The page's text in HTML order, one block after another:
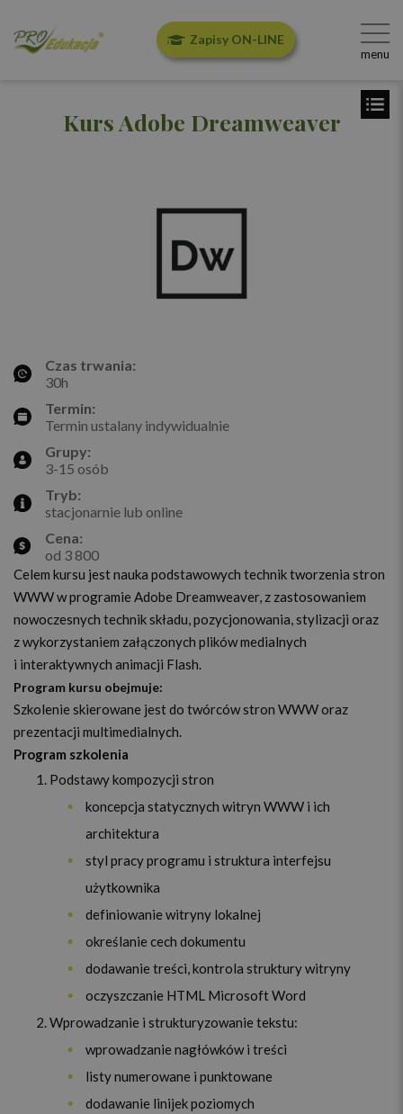
Zapisy ON-LINE
menu
Kurs Adobe Dreamweaver
Czas trwania:
30h
Termin:
Termin ustalany indywidualnie
Grupy:
3-15 osób
Tryb:
stacjonarnie lub online
Cena:
od 3 800
Celem kursu jest nauka podstawowych technik tworzenia stron
WWW w programie Adobe Dreamweaver, z zastosowaniem
nowoczesnych technik składu, pozycjonowania, stylizacji oraz
z wykorzystaniem załączonych plików medialnych
i interaktywnych animacji Flash.
Program kursu obejmuje:
Szkolenie skierowane jest do twórców stron WWW oraz
prezentacji multimedialnych.
Program szkolenia
Podstawy kompozycji stron
koncepcja statycznych witryn WWW i ich
architektura
styl pracy programu i struktura interfejsu
użytkownika
definiowanie witryny lokalnej
określanie cech dokumentu
dodawanie treści, kontrola struktury witryny
oczyszczanie HTML Microsoft Word
Wprowadzanie i strukturyzowanie tekstu:
wprowadzanie nagłówków i treści
listy numerowane i punktowane
dodawanie linijek poziomych